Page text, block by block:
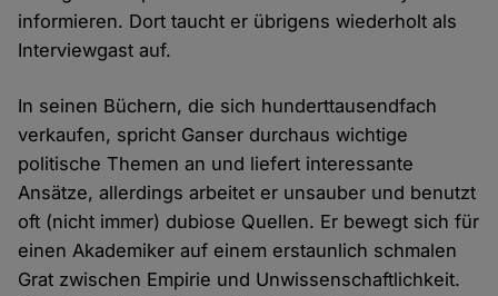
informieren. Dort taucht er übrigens wiederholt als
Interviewgast auf.
In seinen Büchern, die sich hunderttausendfach
verkaufen, spricht Ganser durchaus wichtige
politische Themen an und liefert interessante
Ansätze, allerdings arbeitet er unsauber und benutzt
oft (nicht immer) dubiose Quellen. Er bewegt sich für
einen Akademiker auf einem erstaunlich schmalen
Grat zwischen Empirie und Unwissenschaftlichkeit.